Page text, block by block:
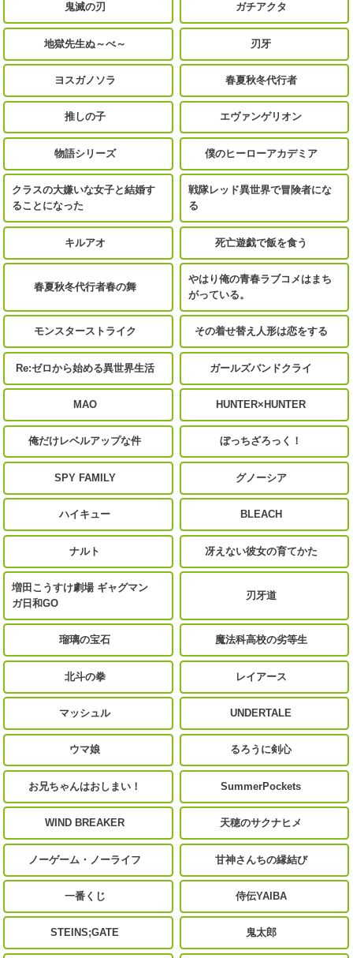
鬼滅の刃 ガチアクタ
地獄先生ぬ～べ～ 刃牙
ヨスガノソラ 春夏秋冬代行者
推しの子 エヴァンゲリオン
物語シリーズ 僕のヒーローアカデミア
クラスの大嫌いな女子と結婚す
ることになった
戦隊レッド異世界で冒険者にな
る
キルアオ 死亡遊戯で飯を食う
春夏秋冬代行者春の舞
やはり俺の青春ラブコメはまち
がっている。
モンスターストライク その着せ替え人形は恋をする
Re:ゼロから始める異世界生活 ガールズバンドクライ
MAO HUNTER×HUNTER
俺だけレベルアップな件 ぼっちざろっく！
SPY FAMILY グノーシア
ハイキュー BLEACH
ナルト 冴えない彼女の育てかた
増田こうすけ劇場 ギャグマン
ガ日和GO
刃牙道
瑠璃の宝石 魔法科高校の劣等生
北斗の拳 レイアース
マッシュル UNDERTALE
ウマ娘 るろうに剣心
お兄ちゃんはおしまい！ SummerPockets
WIND BREAKER 天穂のサクナヒメ
ノーゲーム・ノーライフ 甘神さんちの縁結び
一番くじ 侍伝YAIBA
STEINS;GATE 鬼太郎